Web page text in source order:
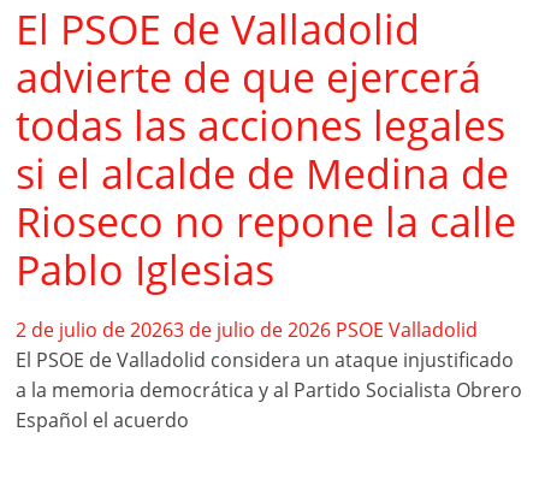
El PSOE de Valladolid
advierte de que ejercerá
todas las acciones legales
si el alcalde de Medina de
Rioseco no repone la calle
Pablo Iglesias
2 de julio de 20263 de julio de 2026 PSOE Valladolid
El PSOE de Valladolid considera un ataque injustificado
a la memoria democrática y al Partido Socialista Obrero
Español el acuerdo